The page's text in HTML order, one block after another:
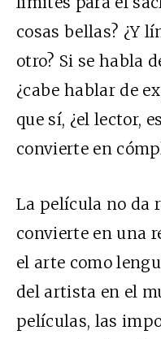
cosas bellas? ¿Y
otro? Si se habla
¿cabe hablar de
que sí, ¿el lector,
convierte en
La película no da
convierte en una
el arte como
del artista en el
películas, las